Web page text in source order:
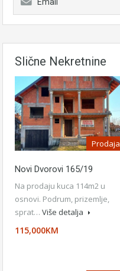
Slične Nekretnine
Prodaja
Novi Dvorovi 165/19
Na prodaju kuca 114m2 u
osnovi. Podrum, prizemlje,
sprat… Više detalja
115,000KM